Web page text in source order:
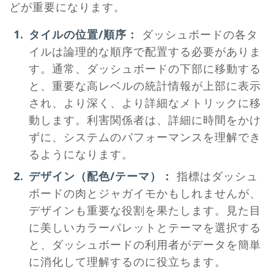
どが重要になります。
タイルの位置/順序：
ダッシュボードの各タ
イルは論理的な順序で配置する必要がありま
す。通常、ダッシュボードの下部に移動する
と、重要な高レベルの統計情報が上部に表示
され、より深く、より詳細なメトリックに移
動します。利害関係者は、詳細に時間をかけ
ずに、システムのパフォーマンスを理解でき
るようになります。
デザイン（配色/テーマ）： 指標はダッシュ
ボードの肉とジャガイモかもしれませんが、
デザインも重要な役割を果たします。見た目
に美しいカラーパレットとテーマを選択する
と、ダッシュボードの利用者がデータを簡単
に消化して理解するのに役立ちます。